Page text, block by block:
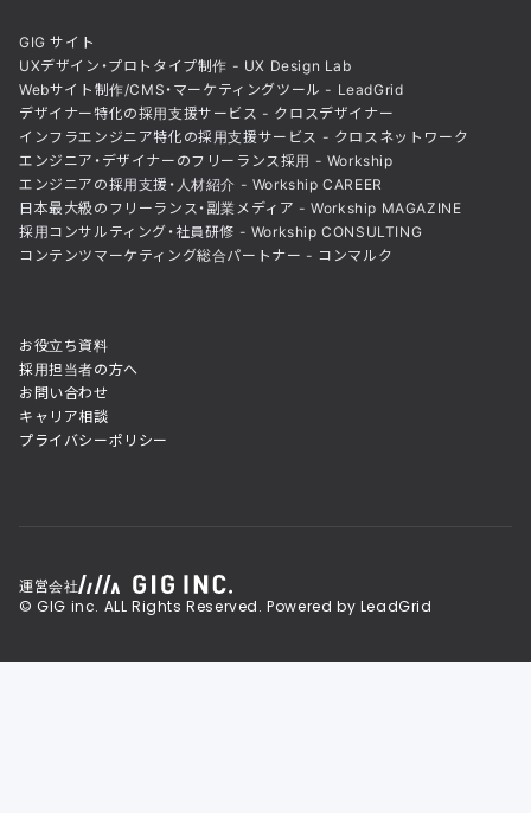
GIG サイト
UXデザイン・プロトタイプ制作 - UX Design Lab
Webサイト制作/CMS・マーケティングツール - LeadGrid
デザイナー特化の採用支援サービス - クロスデザイナー
インフラエンジニア特化の採用支援サービス - クロスネットワーク
エンジニア・デザイナーのフリーランス採用 - Workship
エンジニアの採用支援・人材紹介 - Workship CAREER
日本最大級のフリーランス・副業メディア - Workship MAGAZINE
採用コンサルティング・社員研修 - Workship CONSULTING
コンテンツマーケティング総合パートナー - コンマルク
お役立ち資料
採用担当者の方へ
お問い合わせ
キャリア相談
プライバシーポリシー
運営会社
© GIG inc. ALL Rights Reserved. Powered by LeadGrid